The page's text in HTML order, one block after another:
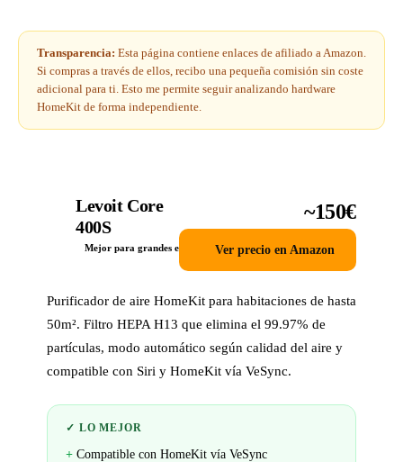
Transparencia: Esta página contiene enlaces de afiliado a Amazon.
Si compras a través de ellos, recibo una pequeña comisión sin coste
adicional para ti. Esto me permite seguir analizando hardware
HomeKit de forma independiente.
Levoit Core
400S
Mejor para grandes estancias
~150€
Ver precio en Amazon
Purificador de aire HomeKit para habitaciones de hasta
50m². Filtro HEPA H13 que elimina el 99.97% de
partículas, modo automático según calidad del aire y
compatible con Siri y HomeKit vía VeSync.
✓ LO MEJOR
Compatible con HomeKit vía VeSync